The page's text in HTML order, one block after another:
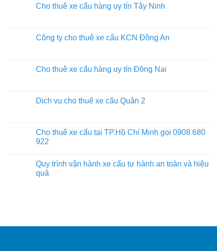
Cho thuê xe cẩu hàng uy tín Tây Ninh
Công ty cho thuê xe cẩu KCN Đồng An
Cho thuê xe cẩu hàng uy tín Đồng Nai
Dịch vụ cho thuê xe cẩu Quận 2
Cho thuê xe cẩu tại TP.Hồ Chí Minh gọi 0908 680
922
Quy trình vận hành xe cẩu tự hành an toàn và hiệu
quả